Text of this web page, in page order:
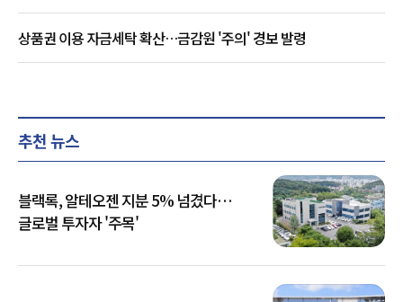
상품권 이용 자금세탁 확산…금감원 '주의' 경보 발령
추천 뉴스
블랙록, 알테오젠 지분 5% 넘겼다…
글로벌 투자자 '주목'